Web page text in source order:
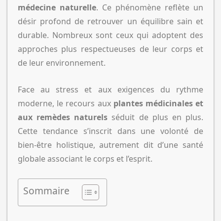
médecine naturelle. Ce phénomène reflète un
désir profond de retrouver un équilibre sain et
durable. Nombreux sont ceux qui adoptent des
approches plus respectueuses de leur corps et
de leur environnement.
Face au stress et aux exigences du rythme
moderne, le recours aux plantes médicinales et
aux remèdes naturels séduit de plus en plus.
Cette tendance s’inscrit dans une volonté de
bien-être holistique, autrement dit d’une santé
globale associant le corps et l’esprit.
Sommaire